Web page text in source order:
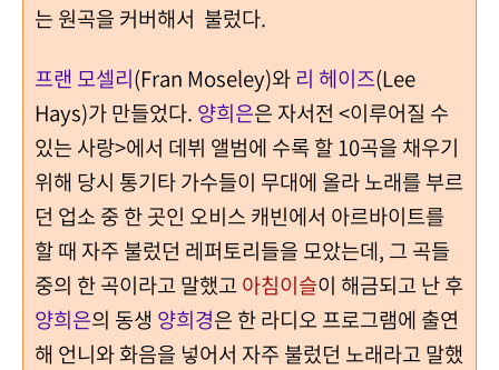
는 원곡을 커버해서 불렀다.
프랜 모셀리(Fran Moseley)와 리 헤이즈(Lee
Hays)가 만들었다. 양희은은 자서전 <이루어질 수
있는 사랑>에서 데뷔 앨범에 수록 할 10곡을 채우기
위해 당시 통기타 가수들이 무대에 올라 노래를 부르
던 업소 중 한 곳인 오비스 캐빈에서 아르바이트를
할 때 자주 불렀던 레퍼토리들을 모았는데, 그 곡들
중의 한 곡이라고 말했고 아침이슬이 해금되고 난 후
양희은의 동생 양희경은 한 라디오 프로그램에 출연
해 언니와 화음을 넣어서 자주 불렀던 노래라고 말했